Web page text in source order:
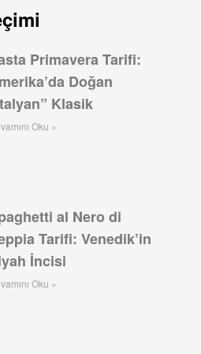
Primavera Tarifi:
Doğan
Klasik
Oku »
al Nero di
Tarifi: Venedik’in
İncisi
Oku »